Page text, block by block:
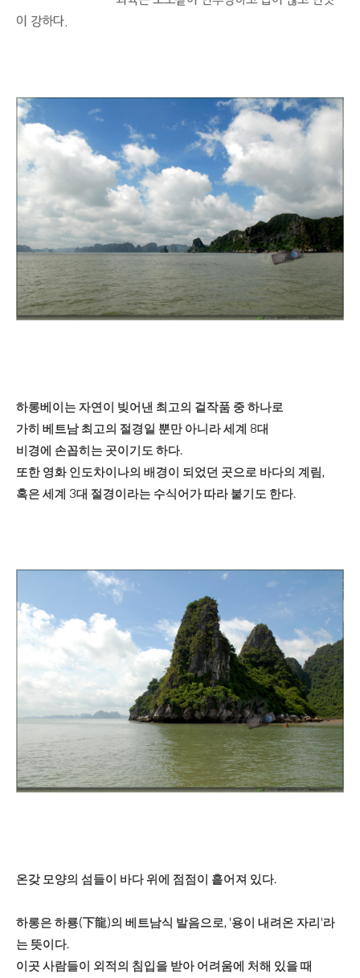
이 강하다.
하롱베이는 자연이 빚어낸 최고의 걸작품 중 하나로
가히 베트남 최고의 절경일 뿐만 아니라 세계 8대
비경에 손꼽히는 곳이기도 하다.
또한 영화 인도차이나의 배경이 되었던 곳으로 바다의 계림,
혹은 세계 3대 절경이라는 수식어가 따라 붙기도 한다.
온갖 모양의 섬들이 바다 위에 점점이 흩어져 있다.
하롱은 하룡(下龍)의 베트남식 발음으로, '용이 내려온 자리'라
는 뜻이다.
이곳 사람들이 외적의 침입을 받아 어려움에 처해 있을 때